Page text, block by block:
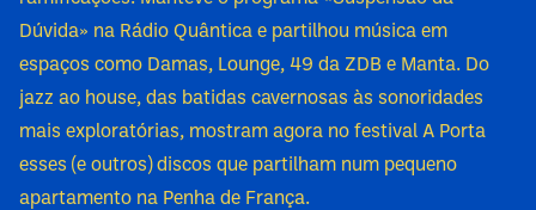
Dúvida» na Rádio Quântica e partilhou música em
espaços como Damas, Lounge, 49 da ZDB e Manta. Do
jazz ao house, das batidas cavernosas às sonoridades
mais exploratórias, mostram agora no festival A Porta
esses (e outros) discos que partilham num pequeno
apartamento na Penha de França.